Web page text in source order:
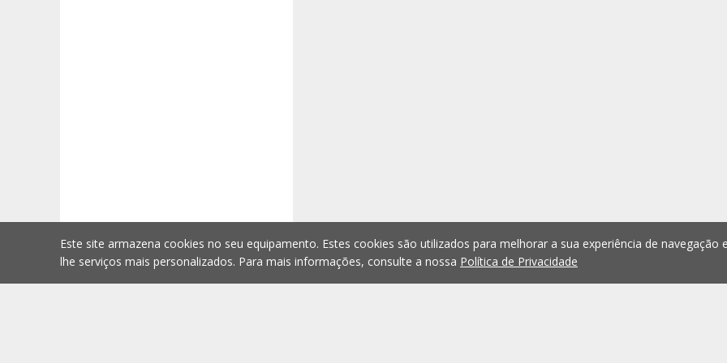
Este site armazena cookies no seu equipamento. Estes cookies são utilizados para melhorar a sua experiência de navegação
lhe serviços mais personalizados. Para mais informações, consulte a nossa Política de Privacidade